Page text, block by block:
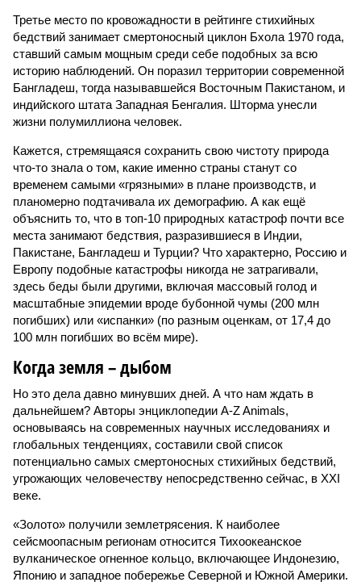
Третье место по кровожадности в рейтинге стихийных
бедствий занимает смертоносный циклон Бхола 1970 года,
ставший самым мощным среди себе подобных за всю
историю наблюдений. Он поразил территории современной
Бангладеш, тогда называвшейся Восточным Пакистаном, и
индийского штата Западная Бенгалия. Шторма унесли
жизни полумиллиона человек.
Кажется, стремящаяся сохранить свою чистоту природа
что-то знала о том, какие именно страны станут со
временем самыми «грязными» в плане производств, и
планомерно подтачивала их демографию. А как ещё
объяснить то, что в топ-10 природных катастроф почти все
места занимают бедствия, разразившиеся в Индии,
Пакистане, Бангладеш и Турции? Что характерно, Россию и
Европу подобные катастрофы никогда не затрагивали,
здесь беды были другими, включая массовый голод и
масштабные эпидемии вроде бубонной чумы (200 млн
погибших) или «испанки» (по разным оценкам, от 17,4 до
100 млн погибших во всём мире).
Когда земля – дыбом
Но это дела давно минувших дней. А что нам ждать в
дальнейшем? Авторы энциклопедии A-Z Animals,
основываясь на современных научных исследованиях и
глобальных тенденциях, составили свой список
потенциально самых смертоносных стихийных бедствий,
угрожающих человечеству непосредственно сейчас, в XXI
веке.
«Золото» получили землетрясения. К наиболее
сейсмоопасным регионам относится Тихоокеанское
вулканическое огненное кольцо, включающее Индонезию,
Японию и западное побережье Северной и Южной Америки.